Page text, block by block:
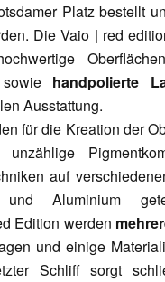
Platz bestellt
Die Vaio | red
handpolierte
Ausstattung.
für die Kreation der
auf
und Aluminium
Edition werden
und einige
Schliff sorgt